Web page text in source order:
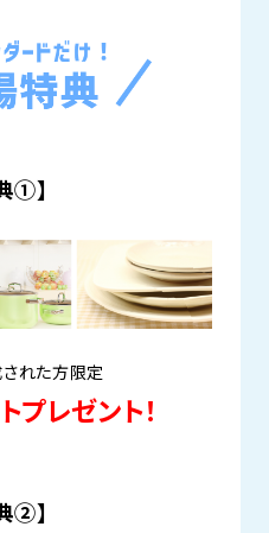
①】
れた方限定
プレゼント！
②】